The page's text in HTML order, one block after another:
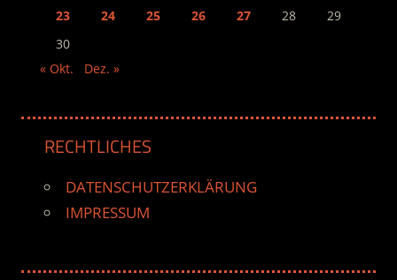
23
24 25 26 27 28
29
30
« Okt.
Dez. »
RECHTLICHES
DATENSCHUTZERKLÄRUNG
IMPRESSUM